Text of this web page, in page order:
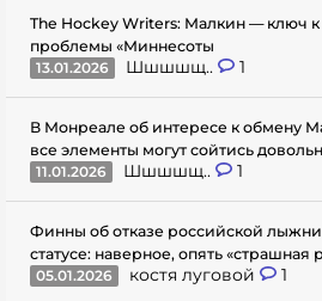
The Hockey Writers: Малкин — ключ
проблемы «Миннесоты
13.01.2026
Шшшшщ.. 1
В Монреале об интересе к обмену
все элементы могут сойтись
11.01.2026
Шшшшщ.. 1
Финны об отказе российской
статусе: наверное, опять «страшная
05.01.2026
костя луговой 1